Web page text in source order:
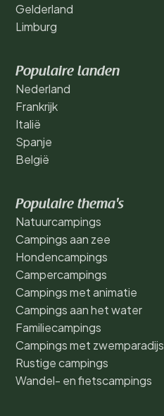
Gelderland
Limburg
Populaire landen
Nederland
Frankrijk
Italië
Spanje
België
Populaire thema's
Natuurcampings
Campings aan zee
Hondencampings
Campercampings
Campings met animatie
Campings aan het water
Familiecampings
Campings met zwemparadijs
Rustige campings
Wandel- en fietscampings